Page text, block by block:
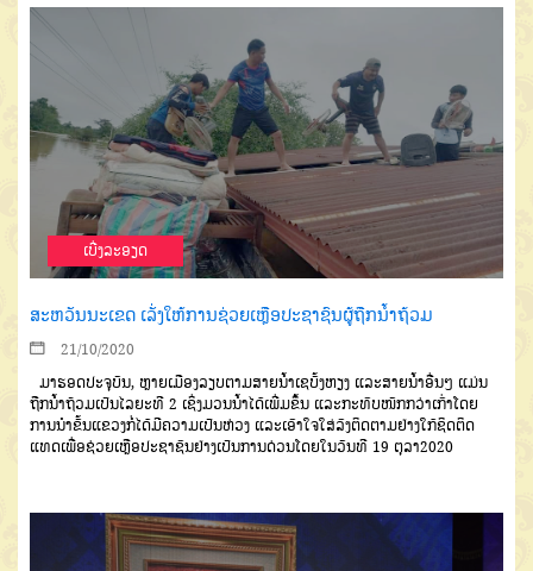
ເບີ່ງລະອຽດ
ສະຫວັນນະເຂດ ເລັ່ງໃຫ້ການຊ່ວຍເຫຼືອປະຊາຊົນຜູ້ຖືກນໍ້າຖ້ວມ
21/10/2020
ມາຮອດປະຈຸບັນ, ຫຼາຍເມືອງລຽບຕາມສາຍນໍ້າເຊບັ້ງຫຽງ ແລະສາຍນໍ້າອື່ນໆ ແມ່ນ
ຖືກນໍ້າຖ້ວມເປັນໄລຍະທີ 2 ເຊິ່ງມວນນໍ້າໄດ້ເພີ່ມຂຶ້ນ ແລະກະທົບໜັກກວ່າເກົ່າໂດຍ
ການນໍາຂັ້ນແຂວງກໍ່ໄດ້ມີຄວາມເປັນຫ່ວງ ແລະເອົາໃຈໃສ່ລົງຕິດຕາມຢ່າງໃກ້ຊິດຕິດ
ແທດເພື່ອຊ່ວຍເຫຼືອປະຊາຊົນຢ່າງເປັນການດ່ວນໂດຍໃນວັນທີ 19 ຕຸລາ2020